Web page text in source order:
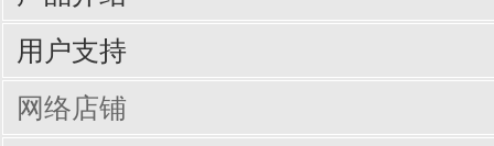
输入周边设备
网线/线缆
电脑配件
手机/平板配件
桌子
椅子
商业办公
用户支持
驱动/说明书下载
Q&A（常见问题）
网络店铺